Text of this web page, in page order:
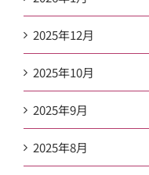
2025年12月
2025年10月
2025年9月
2025年8月